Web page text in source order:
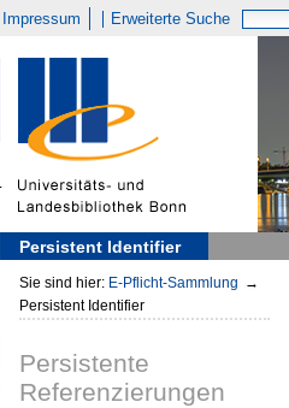
Impressum Erweiterte Suche
Persistent Identifier
Sie sind hier: E-Pflicht-Sammlung →
Persistent Identifier
Persistente
Referenzierungen